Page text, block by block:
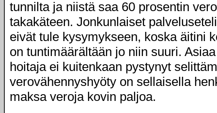
tunnilta ja niistä saa 60 prosentin
takakäteen. Jonkunlaiset
eivät tule kysymykseen, koska äitini
on tuntimäärältään jo niin suuri.
hoitaja ei kuitenkaan pystynyt
verovähennyshyöty on sellaisella
maksa veroja kovin paljoa.